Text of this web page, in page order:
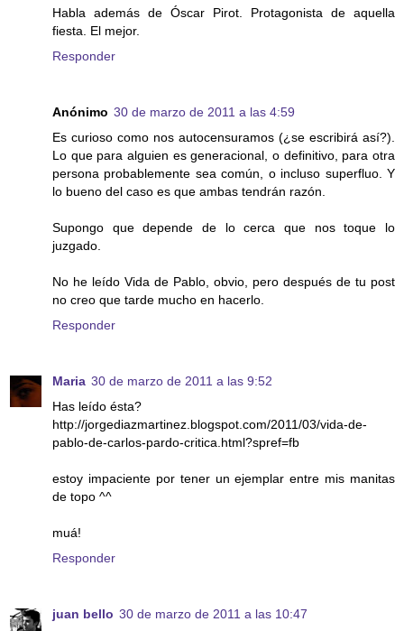
Habla además de Óscar Pirot. Protagonista de aquella
fiesta. El mejor.
Responder
Anónimo 30 de marzo de 2011 a las 4:59
Es curioso como nos autocensuramos (¿se escribirá así?).
Lo que para alguien es generacional, o definitivo, para otra
persona probablemente sea común, o incluso superfluo. Y
lo bueno del caso es que ambas tendrán razón.
Supongo que depende de lo cerca que nos toque lo
juzgado.
No he leído Vida de Pablo, obvio, pero después de tu post
no creo que tarde mucho en hacerlo.
Responder
Maria 30 de marzo de 2011 a las 9:52
Has leído ésta?
http://jorgediazmartinez.blogspot.com/2011/03/vida-de-
pablo-de-carlos-pardo-critica.html?spref=fb
estoy impaciente por tener un ejemplar entre mis manitas
de topo ^^
muá!
Responder
juan bello 30 de marzo de 2011 a las 10:47